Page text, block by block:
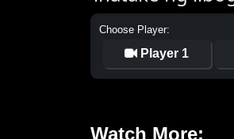
Choose Player:
Player 1
Watch More: